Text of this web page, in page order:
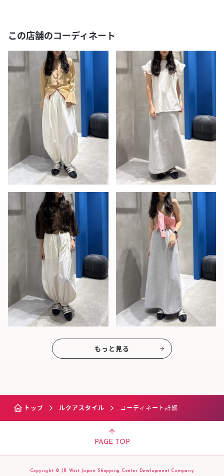
この店舗のコーディネート
もっと見る
トップ ルクアスタイル コーディネート詳細
PAGE TOP
Copyright © JR West Japan Shopping Center Development Company